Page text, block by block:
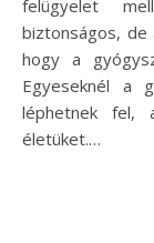
felügyelet
biztonságos, de
hogy a
Egyeseknél a
léphetnek fel,
életüket.…